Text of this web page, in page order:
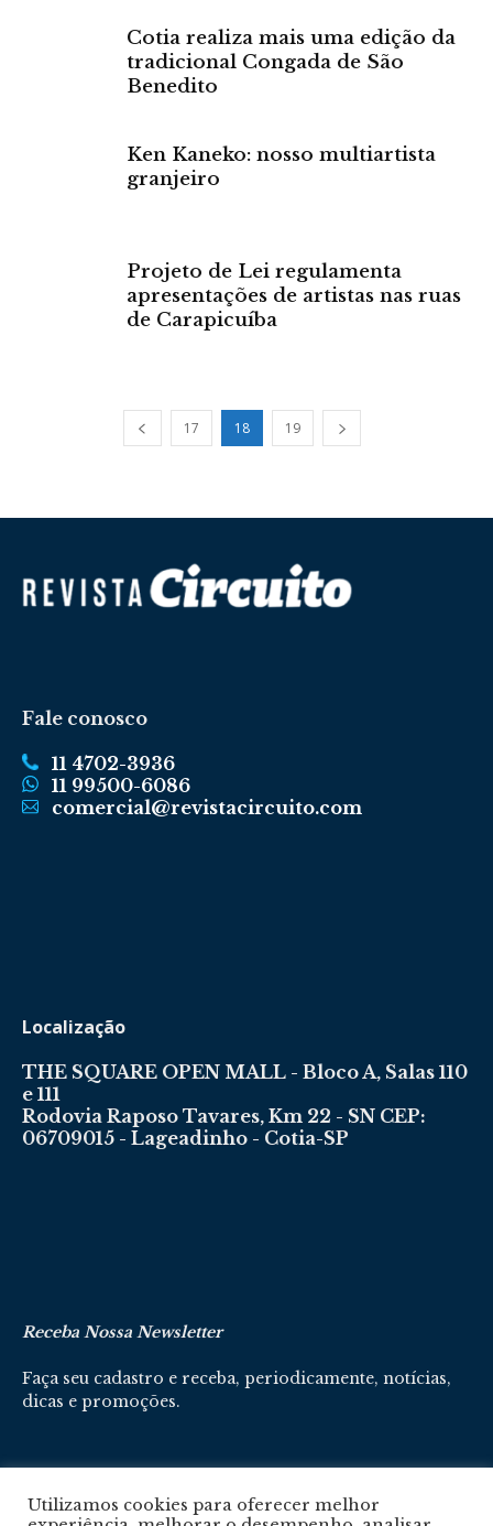
Cotia realiza mais uma edição da
tradicional Congada de São
Benedito
Ken Kaneko: nosso multiartista
granjeiro
Projeto de Lei regulamenta
apresentações de artistas nas ruas
de Carapicuíba
17 18 19
Fale conosco
11 4702-3936
11 99500-6086
comercial@revistacircuito.com
Localização
THE SQUARE OPEN MALL - Bloco A, Salas 110
e 111
Rodovia Raposo Tavares, Km 22 - SN CEP:
06709015 - Lageadinho - Cotia-SP
Receba Nossa Newsletter
Faça seu cadastro e receba, periodicamente, notícias,
dicas e promoções.
Cadastre-se aqui
Utilizamos cookies para oferecer melhor